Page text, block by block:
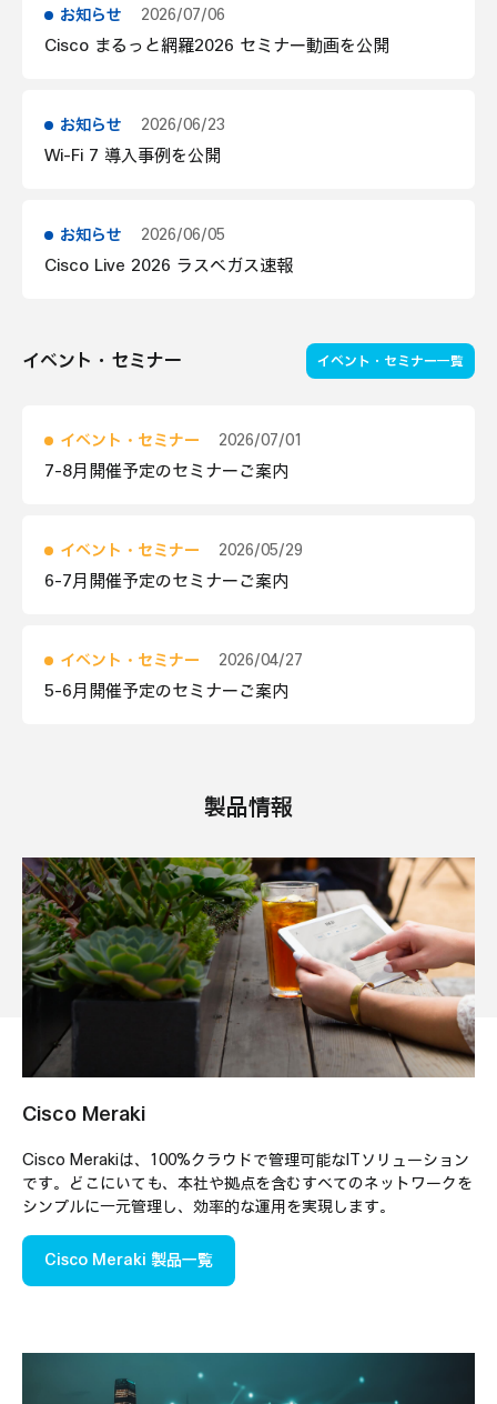
お知らせ 2026/07/06
Cisco まるっと網羅2026 セミナー動画を公開
お知らせ 2026/06/23
Wi-Fi 7 導入事例を公開
お知らせ 2026/06/05
Cisco Live 2026 ラスベガス速報
イベント・セミナー イベント・セミナー一覧
イベント・セミナー 2026/07/01
7-8月開催予定のセミナーご案内
イベント・セミナー 2026/05/29
6-7月開催予定のセミナーご案内
イベント・セミナー 2026/04/27
5-6月開催予定のセミナーご案内
製品情報
Cisco Meraki
Cisco Merakiは、 100%クラウドで管理可能なITソリューション
です。
どこにいても、本社や拠点を含むすべてのネットワークを
シンプルに一元管理し、効率的な運用を実現します。
Cisco Meraki 製品一覧